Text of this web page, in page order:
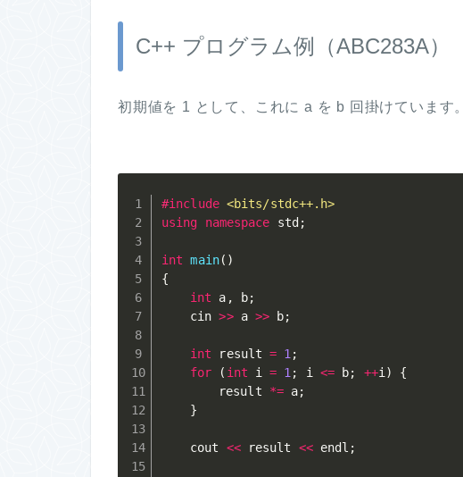
C++ プログラム例（ABC283A）
初期値を 1 として、これに a を b 回掛けています。
#include <bits/stdc++.h>
using
namespace std ;
int main( )
{
int a , b;
	cin
>> a >> b;
int result = 1;
for
( int i = 1; i <= b; ++i)
{
		result
*= a;
}
	cout
<< result << endl ;